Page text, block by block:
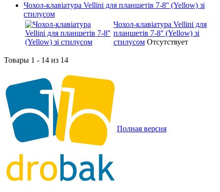
Чохол-клавіатура Vellini для планшетів 7-8'' (Yellow) зі
стилусом
Чохол-клавіатура Vellini для
планшетів 7-8'' (Yellow) зі
стилусом Отсутствует
Товары 1 - 14 из 14
Полная версия